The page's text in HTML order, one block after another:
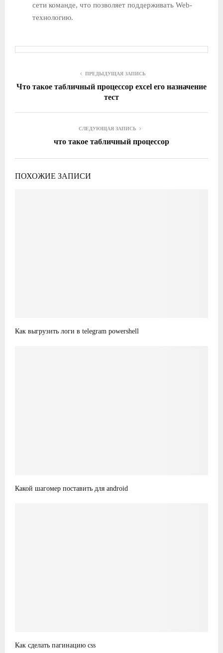
сети команде, что по­зволяет поддерживать Web-
технологию.
ПРЕДЫДУЩАЯ ЗАПИСЬ
Что такое табличный процессор excel его назначение
тест
СЛЕДУЮЩАЯ ЗАПИСЬ
что такое табличный процессор
ПОХОЖИЕ ЗАПИСИ
Как выгрузить логи в telegram powershell
Какой шагомер поставить для android
Как сделать пагинацию css